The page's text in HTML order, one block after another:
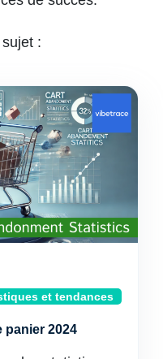
:
et tendances
panier 2024